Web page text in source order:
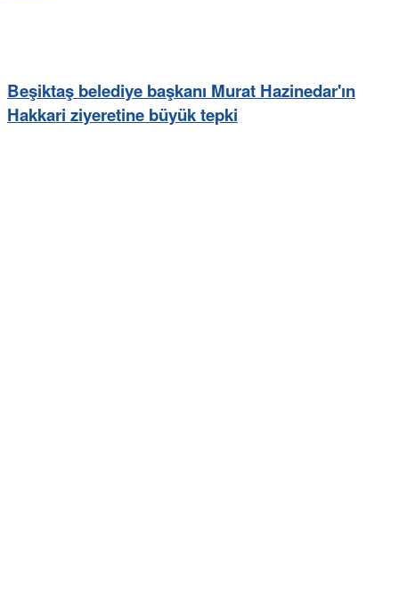
Beşiktaş belediye başkanı Murat Hazinedar'ın
Hakkari ziyeretine büyük tepki